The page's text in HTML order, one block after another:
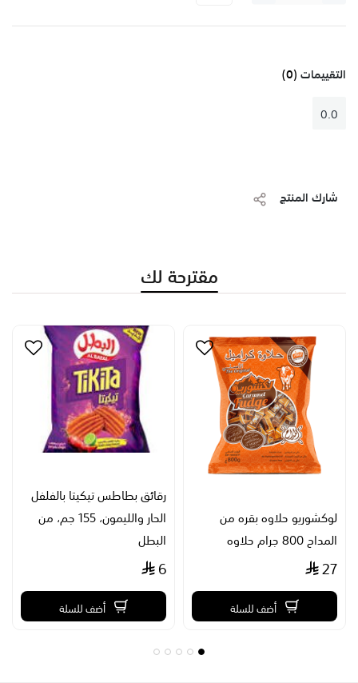
التقييمات(0)
0.0
شارك المنتج
مقترحة لك
لوكشوريو حلاوه بقره من
المداح 800 جرام حلاوه
27
أضف للسلة
رقائق بطاطس تيكيتا بالفلفل
الحار والليمون، 155 جم، من
البطل
6
أضف للسلة